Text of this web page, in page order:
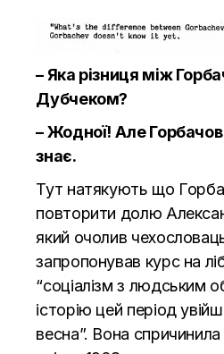
– Яка різниця між
Дубчеком?
– Жодної! Але
знає.
Тут натякують що
повторити долю
який очолив
запропонував курс на
“соціалізм з людським
історію цей період
весна”. Вона